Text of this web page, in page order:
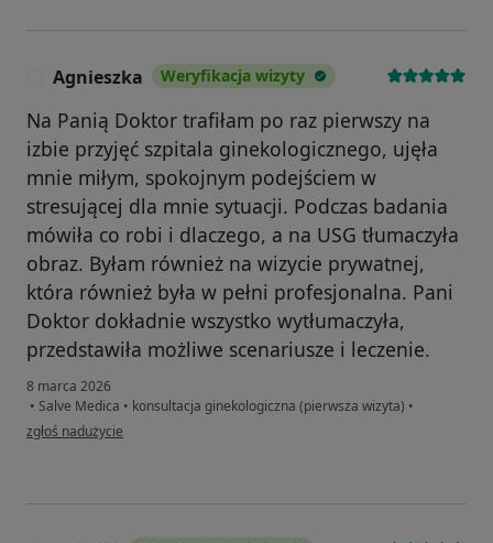
Agnieszka Weryfikacja wizyty
Na Panią Doktor trafiłam po raz pierwszy na
izbie przyjęć szpitala ginekologicznego, ujęła
mnie miłym, spokojnym podejściem w
stresującej dla mnie sytuacji. Podczas badania
mówiła co robi i dlaczego, a na USG tłumaczyła
obraz. Byłam również na wizycie prywatnej,
która również była w pełni profesjonalna. Pani
Doktor dokładnie wszystko wytłumaczyła,
przedstawiła możliwe scenariusze i leczenie.
8 marca 2026
• Salve Medica • konsultacja ginekologiczna (pierwsza wizyta) •
w opinii użytkownika Agnieszka
zgłoś nadużycie